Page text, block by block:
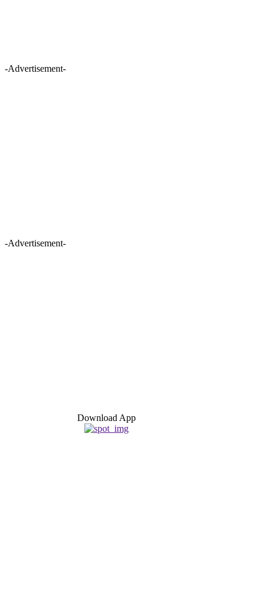
-Advertisement-
-Advertisement-
Download App